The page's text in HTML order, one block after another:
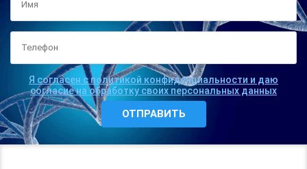
Я согласен с политикой конфиденциальности и даю
согласие на обработку своих персональных данных